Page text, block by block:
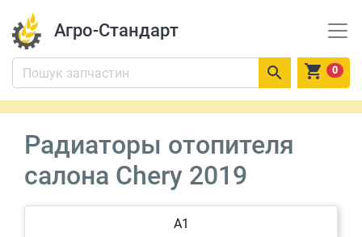
Агро-Стандарт
  0
Радиаторы отопителя
салона Chery 2019
A1